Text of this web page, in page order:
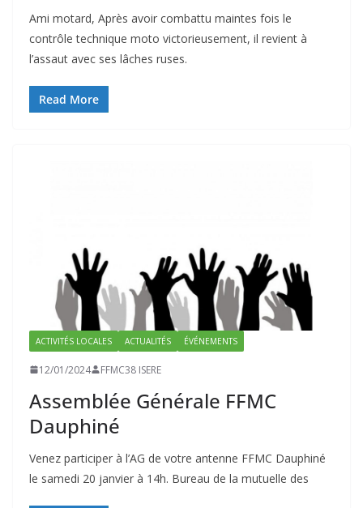
Ami motard, Après avoir combattu maintes fois le
contrôle technique moto victorieusement, il revient à
l’assaut avec ses lâches ruses.
Read More
ACTIVITÉS LOCALES ACTUALITÉS ÉVÉNEMENTS
12/01/2024 FFMC38 ISERE
Assemblée Générale FFMC
Dauphiné
Venez participer à l’AG de votre antenne FFMC Dauphiné
le samedi 20 janvier à 14h. Bureau de la mutuelle des